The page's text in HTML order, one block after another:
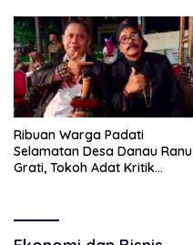
Narkoba
Ribuan Warga Padati
Selamatan Desa Danau Ranu
Grati, Tokoh Adat Kritik